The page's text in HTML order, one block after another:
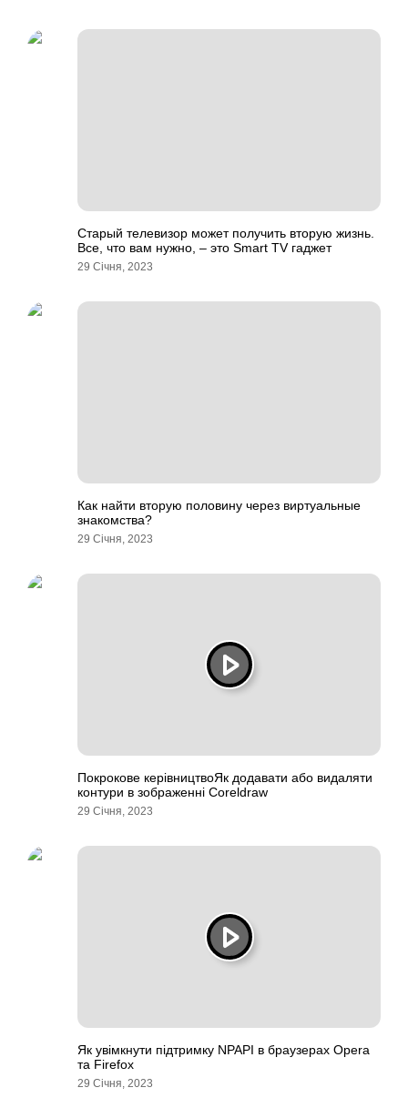
Старый телевизор может получить вторую жизнь.
Все, что вам нужно, – это Smart TV гаджет
29 Січня, 2023
Как найти вторую половину через виртуальные
знакомства?
29 Січня, 2023
Покрокове керівництвоЯк додавати або видаляти
контури в зображенні Coreldraw
29 Січня, 2023
Як увімкнути підтримку NPAPI в браузерах Opera
та Firefox
29 Січня, 2023